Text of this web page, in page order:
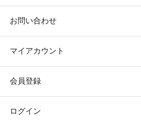
お問い合わせ
マイアカウント
会員登録
ログイン